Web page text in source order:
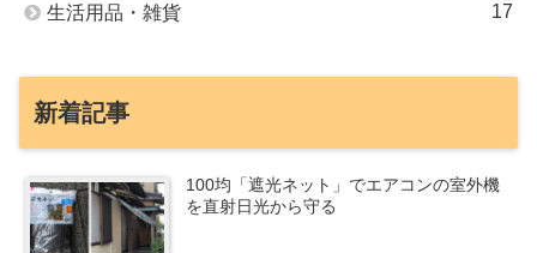
生活用品・雑貨 17
新着記事
100均「遮光ネット」でエアコンの室外機
を直射日光から守る